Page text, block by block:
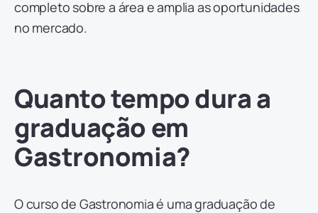
completo sobre a área e amplia as oportunidades
no mercado.
Quanto tempo dura a
graduação em
Gastronomia?
O curso de Gastronomia é uma graduação de